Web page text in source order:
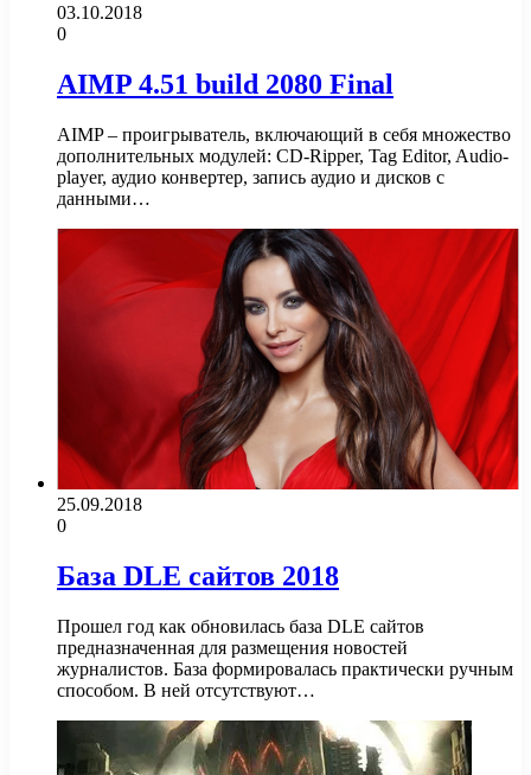
03.10.2018
0
AIMP 4.51 build 2080 Final
AIMP – проигрыватель, включающий в себя множество
дополнительных модулей: CD-Ripper, Tag Editor, Audio-
player, аудио конвертер, запись аудио и дисков с
данными…
25.09.2018
0
База DLE сайтов 2018
Прошел год как обновилась база DLE сайтов
предназначенная для размещения новостей
журналистов. База формировалась практически ручным
способом. В ней отсутствуют…